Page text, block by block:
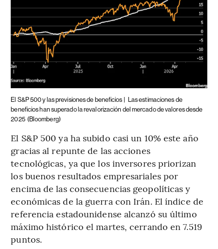
El S&P 500 y las previsiones de beneficios | Las estimaciones de
beneficios han superado la revalorización del mercado de valores desde
2025 (Bloomberg)
El S&P 500 ya ha subido casi un 10% este año
gracias al repunte de las acciones
tecnológicas, ya que los inversores priorizan
los buenos resultados empresariales por
encima de las consecuencias geopolíticas y
económicas de la guerra con Irán. El índice de
referencia estadounidense alcanzó su último
máximo histórico el martes, cerrando en 7.519
puntos.